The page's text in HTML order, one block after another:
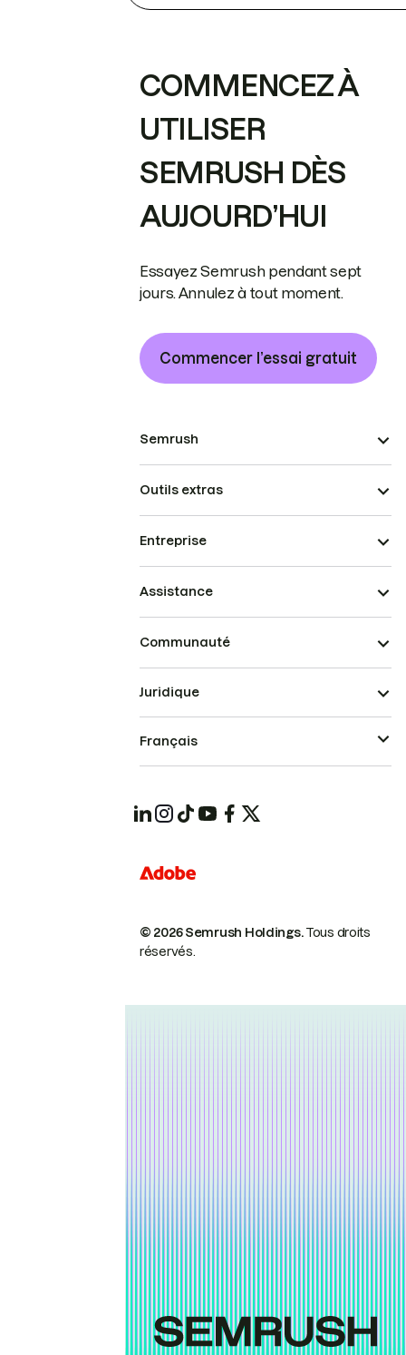
COMMENCEZ À
UTILISER
SEMRUSH DÈS
AUJOURD’HUI
Essayez Semrush pendant sept
jours. Annulez à tout moment.
Commencer l’essai gratuit
Semrush
Outils extras
Entreprise
Assistance
Communauté
© 2026 Semrush Holdings.Tous droits
réservés.
Juridique
Français